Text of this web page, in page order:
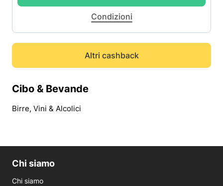
Condizioni
Altri cashback
Cibo & Bevande
Birre, Vini & Alcolici
Chi siamo
Chi siamo